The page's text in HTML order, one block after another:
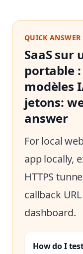
QUICK ANSWER
SaaS sur
portable
modèles
jetons:
answer
For local
app locally,
HTTPS
callback
dashboard.
How do I